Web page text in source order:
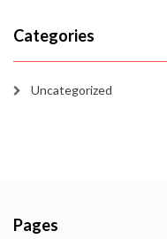
Categories
Uncategorized
Pages